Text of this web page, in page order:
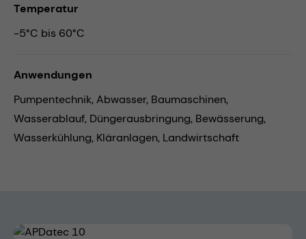
Temperatur
-5°C bis 60°C
Anwendungen
Pumpentechnik,Abwasser, Baumaschinen,
Wasserablauf, Düngerausbringung, Bewässerung,
Wasserkühlung, Kläranlagen, Landwirtschaft
Bildergalerie überspringen